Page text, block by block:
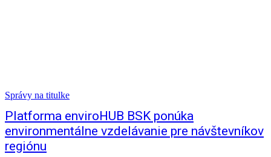
Správy na titulke
Platforma enviroHUB BSK ponúka
environmentálne vzdelávanie pre návštevníkov
regiónu